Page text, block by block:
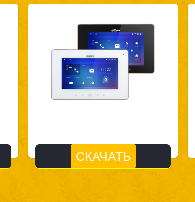
СКАЧАТЬ